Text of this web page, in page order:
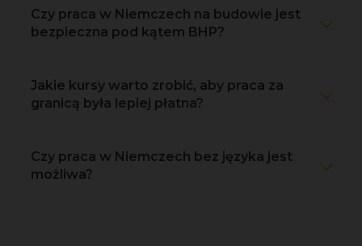
Czy praca w Niemczech na budowie jest
bezpieczna pod kątem BHP?
Jakie kursy warto zrobić, aby praca za
granicą była lepiej płatna?
Czy praca w Niemczech bez języka jest
możliwa?